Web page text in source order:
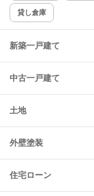
該当件数:
3
貸し倉庫
新築一戸建て
中古一戸建て
土地
外壁塗装
住宅ローン